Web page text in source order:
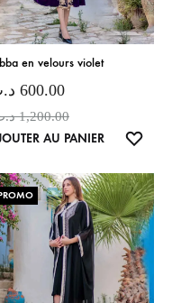
en velours violet
600.00
1,200.00
AU PANIER